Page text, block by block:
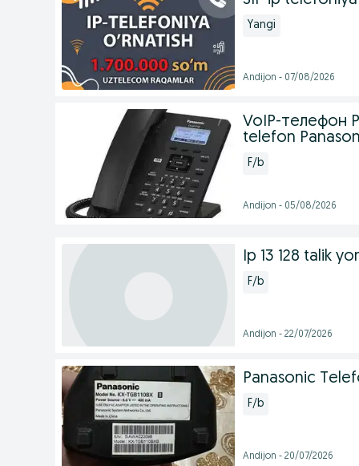
Yangi
Andijon - 07/08/2026
VoIP-телефон
telefon
F/b
Andijon - 05/08/2026
Ip 13 128 talik
F/b
Andijon - 22/07/2026
Panasonic
F/b
Andijon - 20/07/2026